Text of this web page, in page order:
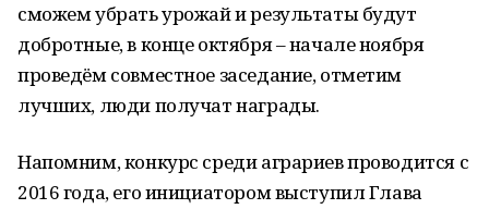
сможем убрать урожай и результаты будут
добротные, в конце октября – начале ноября
проведём совместное заседание, отметим
лучших, люди получат награды.
Напомним, конкурс среди аграриев проводится с
2016 года, его инициатором выступил Глава